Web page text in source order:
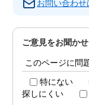
お問い合わせ
ご意見をお聞か
このページに問
特にない
探しにくい